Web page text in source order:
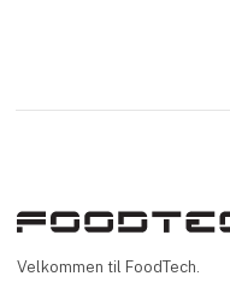
Velkommen til FoodTech.